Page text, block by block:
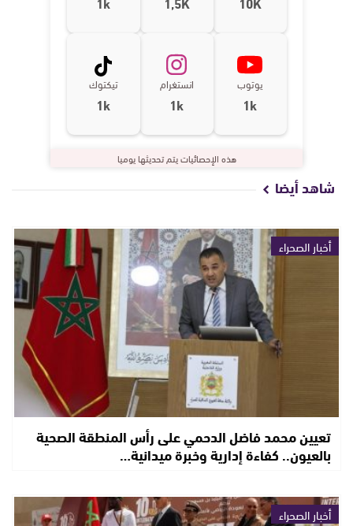
يوتوب
1k
انستغرام
1k
تيكتوك
1k
هذه الإحصائيات يتم تحديثها يوميا
شاهد أيضا
أخبار الصحراء
تعيين محمد فاضل الدحمي على رأس المنطقة الصحية
بالعيون.. كفاءة إدارية وخبرة ميدانية…
أخبار الصحراء